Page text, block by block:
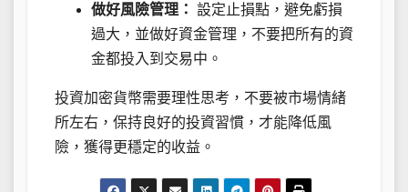
做好風險管理： 設定止損點，避免虧損
過大，並做好資金管理，不要把所有的資
金都投入到交易中。
投資加密貨幣需要理性思考，不要被市場情緒
所左右，保持良好的投資習慣，才能降低風
險，獲得更穩定的收益。